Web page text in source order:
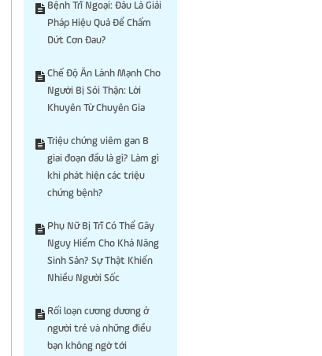
Bệnh Trĩ Ngoại: Đâu Là Giải
Pháp Hiệu Quả Để Chấm
Dứt Cơn Đau?
Chế Độ Ăn Lành Mạnh Cho
Người Bị Sỏi Thận: Lời
Khuyên Từ Chuyên Gia
Triệu chứng viêm gan B
giai đoạn đầu là gì? Làm gì
khi phát hiện các triệu
chứng bệnh?
Phụ Nữ Bị Trĩ Có Thể Gây
Nguy Hiểm Cho Khả Năng
Sinh Sản? Sự Thật Khiến
Nhiều Người Sốc
Rối loạn cương dương ở
người trẻ và những điều
bạn không ngờ tới